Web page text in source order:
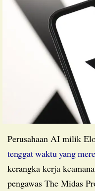
Perusahaan AI milik
tenggat waktu yang
kerangka kerja
pengawas The Midas